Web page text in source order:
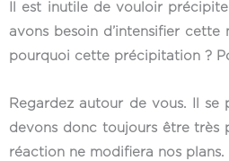
Il est inutile de vouloir
avons besoin d’intensifier
pourquoi cette précipitation ?
Regardez autour de vous. Il se
devons donc toujours être très
réaction ne modifiera nos plans.